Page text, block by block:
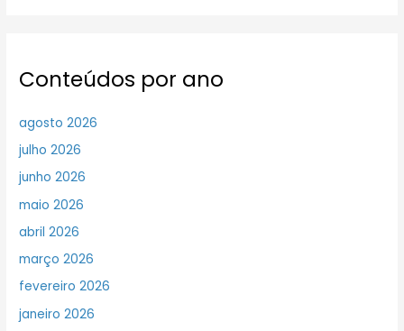
Conteúdos por ano
agosto 2026
julho 2026
junho 2026
maio 2026
abril 2026
março 2026
fevereiro 2026
janeiro 2026